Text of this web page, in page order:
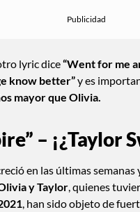
lyric dice“Went for me
know better”y es
mayor que Olivia.
– ¡¿Taylor
en las últimas semanas
y Taylor, quienes
, han sido objeto de